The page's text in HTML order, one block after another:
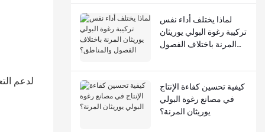
لدعم
لماذا يختلف أداء نفس
تركيبة رغوة البولي يوريثان
المرنة باختلاف الفصول
كيفية تحسين كفاءة الإنتاج
في مصانع رغوة البولي
يوريثان المرنة؟